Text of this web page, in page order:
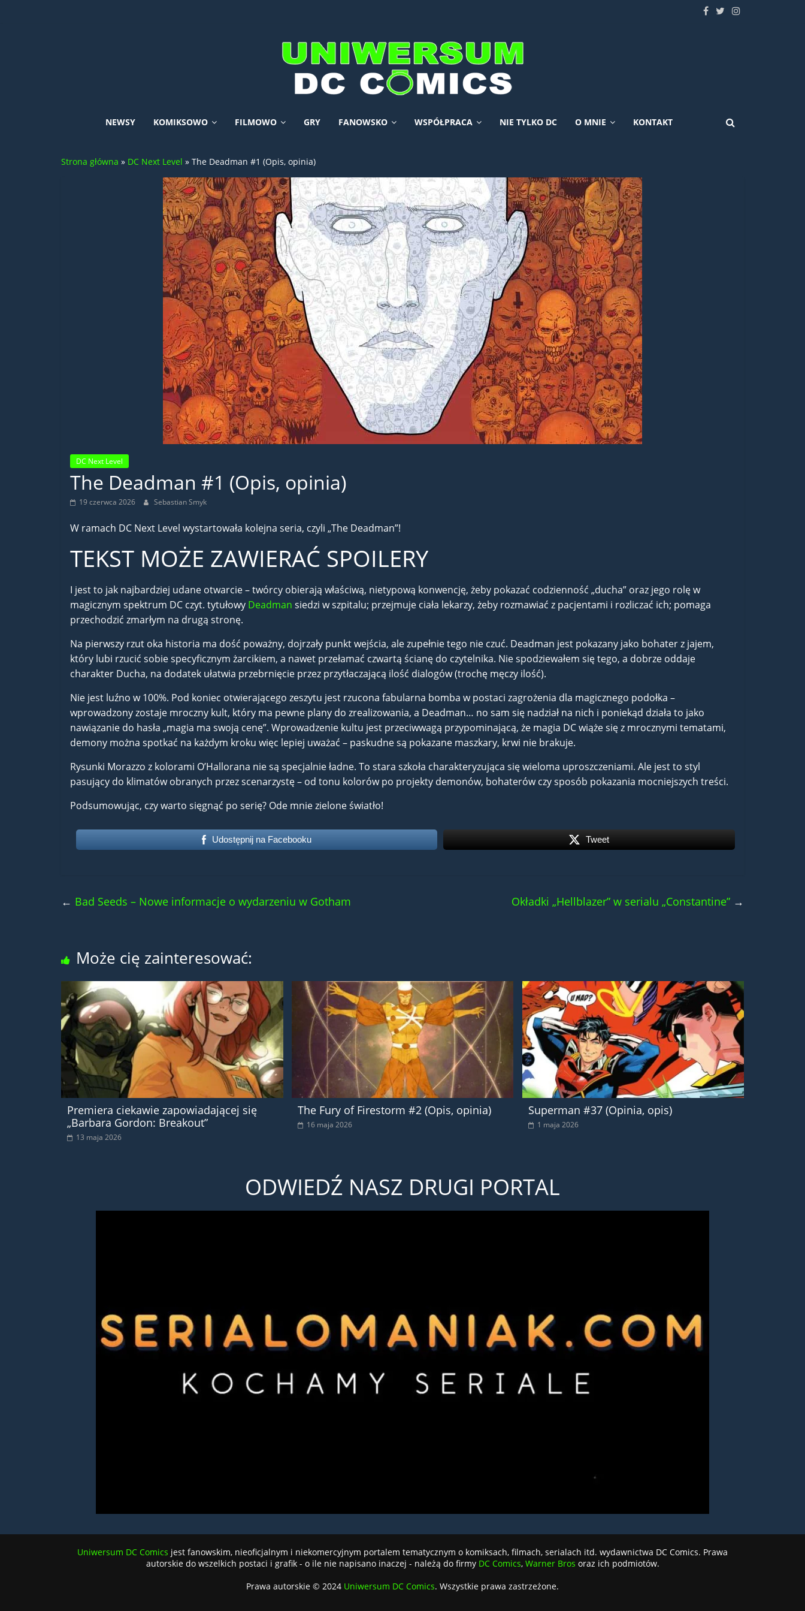
Uniwersum
Comics
NEWSY KOMIKSOWO FILMOWO GRY FANOWSKO WSPÓŁPRACA NIE TYLKO DC O MNIE KONTAKT
Strona główna » DC Next Level » The Deadman #1 (Opis, opinia)
DC Next Level
The Deadman #1 (Opis, opinia)
19 czerwca 2026 Sebastian Smyk
W ramach DC Next Level wystartowała kolejna seria, czyli „The Deadman”!
TEKST MOŻE ZAWIERAĆ SPOILERY
I jest to jak najbardziej udane otwarcie – twórcy obierają właściwą, nietypową konwencję, żeby pokazać codzienność „ducha” oraz jego rolę w
magicznym spektrum DC czyt. tytułowy Deadman siedzi w szpitalu; przejmuje ciała lekarzy, żeby rozmawiać z pacjentami i rozliczać ich; pomaga
przechodzić zmarłym na drugą stronę.
Na pierwszy rzut oka historia ma dość poważny, dojrzały punkt wejścia, ale zupełnie tego nie czuć. Deadman jest pokazany jako bohater z jajem,
który lubi rzucić sobie specyficznym żarcikiem, a nawet przełamać czwartą ścianę do czytelnika. Nie spodziewałem się tego, a dobrze oddaje
charakter Ducha, na dodatek ułatwia przebrnięcie przez przytłaczającą ilość dialogów (trochę męczy ilość).
Nie jest luźno w 100%. Pod koniec otwierającego zeszytu jest rzucona fabularna bomba w postaci zagrożenia dla magicznego podołka –
wprowadzony zostaje mroczny kult, który ma pewne plany do zrealizowania, a Deadman… no sam się nadział na nich i poniekąd działa to jako
nawiązanie do hasła „magia ma swoją cenę”. Wprowadzenie kultu jest przeciwwagą przypominającą, że magia DC wiąże się z mrocznymi tematami,
demony można spotkać na każdym kroku więc lepiej uważać – paskudne są pokazane maszkary, krwi nie brakuje.
Rysunki Morazzo z kolorami O’Hallorana nie są specjalnie ładne. To stara szkoła charakteryzująca się wieloma uproszczeniami. Ale jest to styl
pasujący do klimatów obranych przez scenarzystę – od tonu kolorów po projekty demonów, bohaterów czy sposób pokazania mocniejszych treści.
Podsumowując, czy warto sięgnąć po serię? Ode mnie zielone światło!
Udostępnij na Facebooku Tweet
← Bad Seeds – Nowe informacje o wydarzeniu w Gotham Okładki „Hellblazer” w serialu „Constantine” →
Może cię zainteresować:
Premiera ciekawie zapowiadającej się
„Barbara Gordon: Breakout”
13 maja 2026
The Fury of Firestorm #2 (Opis, opinia)
16 maja 2026
Superman #37 (Opinia, opis)
1 maja 2026
ODWIEDŹ NASZ DRUGI PORTAL
Uniwersum DC Comics jest fanowskim, nieoficjalnym i niekomercyjnym portalem tematycznym o komiksach, filmach, serialach itd. wydawnictwa DC Comics. Prawa
autorskie do wszelkich postaci i grafik - o ile nie napisano inaczej - należą do firmy DC Comics, Warner Bros oraz ich podmiotów.
Prawa autorskie © 2024 Uniwersum DC Comics. Wszystkie prawa zastrzeżone.